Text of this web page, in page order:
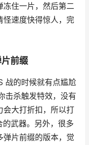
冻住一片，然后第二
怪速度快得惊人，完
前缀
战的时候就有点尴尬
击杀触发特效，没有
会大打折扣，所以打
的武器。另外，很多
弹片前缀的版本，觉